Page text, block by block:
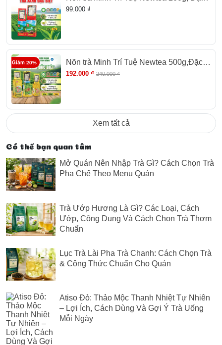
9. Kết Quả Kiểm Nghiệm
sản Trà xanh Thái Nguyên, Trà Móc câu
99.000 ₫
Giảm 20%
Nõn trà Minh Trí Tuệ Newtea 500g,Đặc
sản Trà xanh Thái Nguyên, Trà Móc câu
192.000 ₫ 240.000 ₫
Xem tất cả
Có thể bạn quan tâm
Mở Quán Nên Nhập Trà Gì? Cách Chọn Trà
Pha Chế Theo Menu Quán
Trà Ướp Hương Là Gì? Các Loại, Cách
Ướp, Công Dụng Và Cách Chọn Trà Thơm
Chuẩn
Lục Trà Lài Pha Trà Chanh: Cách Chọn Trà
& Công Thức Chuẩn Cho Quán
Atiso Đỏ: Thảo Mộc Thanh Nhiệt Tự Nhiên
– Lợi Ích, Cách Dùng Và Gợi Ý Trà Uống
Mỗi Ngày